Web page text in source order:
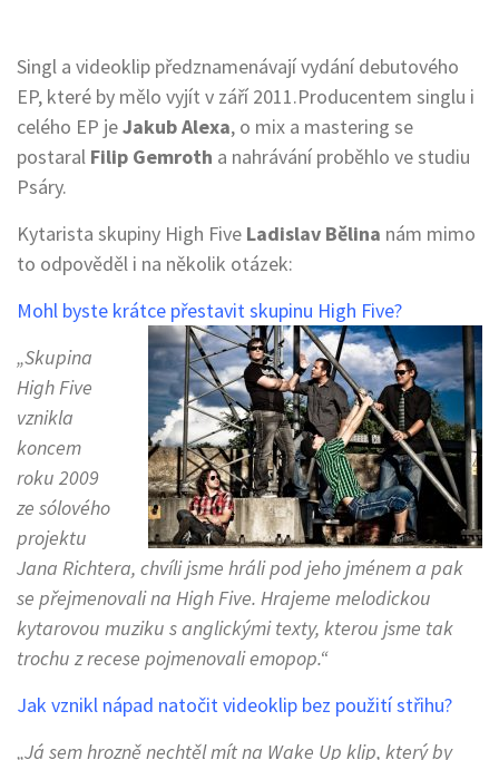
Singl a videoklip předznamenávají vydání debutového
EP, které by mělo vyjít v září 2011.Producentem singlu i
celého EP jeJakub Alexa, o mix a mastering se
postaral Filip Gemroth a nahrávání proběhlo ve studiu
Psáry.
Kytarista skupiny High Five Ladislav Bělina nám mimo
to odpověděl i na několik otázek:
Mohl byste krátce přestavit skupinu High Five?
„Skupina
High Five
vznikla
koncem
roku 2009
ze sólového
projektu
Jana Richtera, chvíli jsme hráli pod jeho jménem a pak
se přejmenovali na High Five. Hrajeme melodickou
kytarovou muziku s anglickými texty, kterou jsme tak
trochu z recese pojmenovali emopop.“
Jak vznikl nápad natočit videoklip bez použití střihu?
„Já sem hrozně nechtěl mít na Wake Up klip, který by